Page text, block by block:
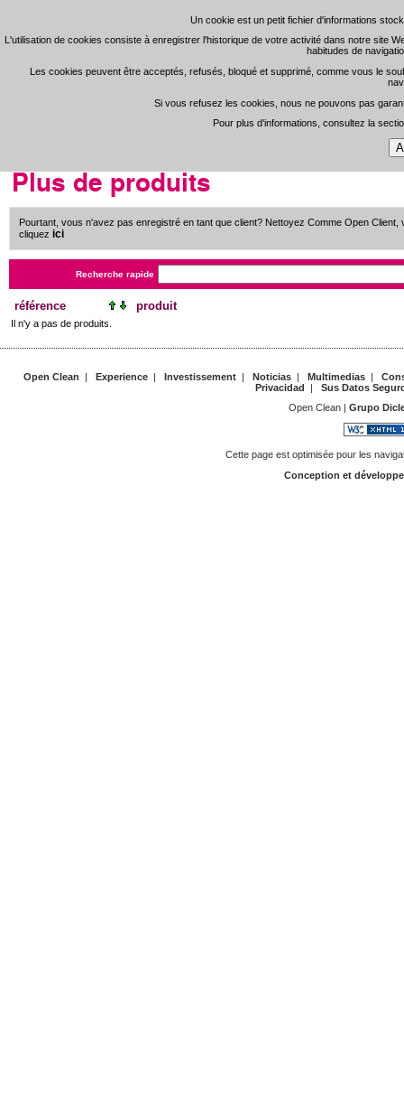
Un cookie est un petit fichier d'informations
L'utilisation de cookies consiste à enregistrer l'historique de votre activité dans notre site
habitudes de
Les cookies peuvent être acceptés, refusés, bloqué et supprimé, comme vous le
Si vous refusez les cookies, nous ne pouvons pas
Pour plus d'informations, consultez la
Un cookie est un petit fichier d'informations
L'utilisation de cookies consiste à enregistrer l'historique de votre activité dans notre site
habitudes de
Les cookies peuvent être acceptés, refusés, bloqué et supprimé, comme vous le
Si vous refusez les cookies, nous ne pouvons pas
Pour plus d'informations, consultez la
Open Clean
Plus de produits
Pourtant, vous n'avez pas enregistré en tant que client? Nettoyez Comme Open
cliquez ici
Recherche rapide
référence produit
Il n'y a pas de produits.
S'enregistrer-
Open Clean | Experience | Investissement | Noticias | Multimedias |
Privacidad
|
Sus Datos
Open Clean | Grupo
Cette page est optimisée pour les
Conception et